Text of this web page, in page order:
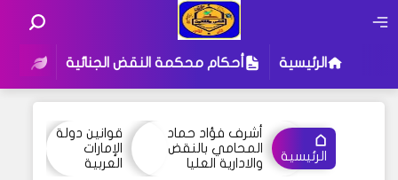
الرئيسية أحكام محكمة النقض الجنائية
الرئيسية
أشرف فؤاد حماد
المحامي بالنقض
والادارية العليا
قوانين دولة
الإمارات
العربية